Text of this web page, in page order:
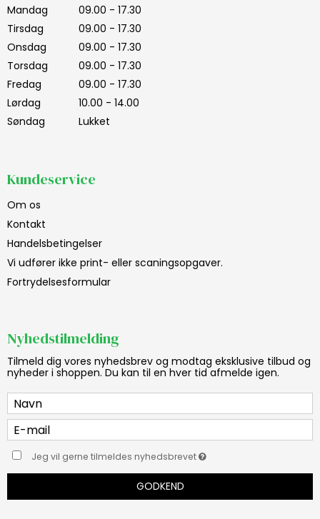
Mandag
09.00 - 17.30
Tirsdag
09.00 - 17.30
Onsdag
09.00 - 17.30
Torsdag
09.00 - 17.30
Fredag
09.00 - 17.30
Lørdag
10.00 - 14.00
Søndag
Lukket
Kundeservice
Om os
Kontakt
Handelsbetingelser
Vi udfører ikke print- eller scaningsopgaver.
Fortrydelsesformular
Nyhedstilmelding
Tilmeld dig vores nyhedsbrev og modtag eksklusive tilbud og
nyheder i shoppen. Du kan til en hver tid afmelde igen.
Jeg vil gerne tilmeldes nyhedsbrevet
GODKEND